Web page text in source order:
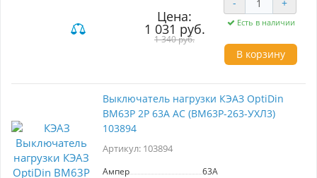
32А он эффективно включает и отключает
нагрузку в нормальных условиях, а также
обеспечивает безопасность в аварийных
ситуациях, таких как короткое замыкание.
Надежный и долговечный, этот выключатель
идеально подходит для использования в
системах.
Цена:
1 031 руб.
1 340 руб.
- +
Есть в наличии
В корзину
Выключатель нагрузки КЭАЗ OptiDin
ВМ63Р 2P 63A AC (BM63P-263-УХЛ3)
103894
Артикул: 103894
Ампер
63A